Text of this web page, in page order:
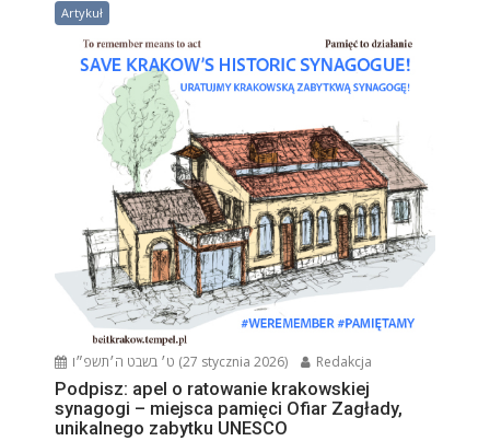
Artykuł
ט׳ בשבט ה׳תשפ״ו (27 stycznia 2026) Redakcja
Podpisz: apel o ratowanie krakowskiej
synagogi – miejsca pamięci Ofiar Zagłady,
unikalnego zabytku UNESCO